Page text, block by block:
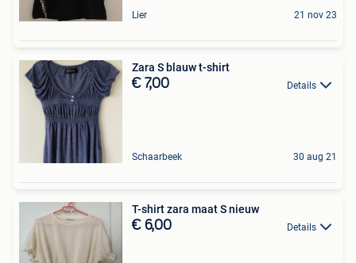
Lier 21 nov 23
Zara S blauw t-shirt
€ 7,00 Details
Schaarbeek 30 aug 21
T-shirt zara maat S nieuw
€ 6,00 Details